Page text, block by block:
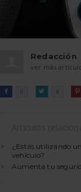
Redacción
ver más

FACEBOOK
0 
TWITTER0 
¿Estás utilizando
vehículo?
Aumenta tu